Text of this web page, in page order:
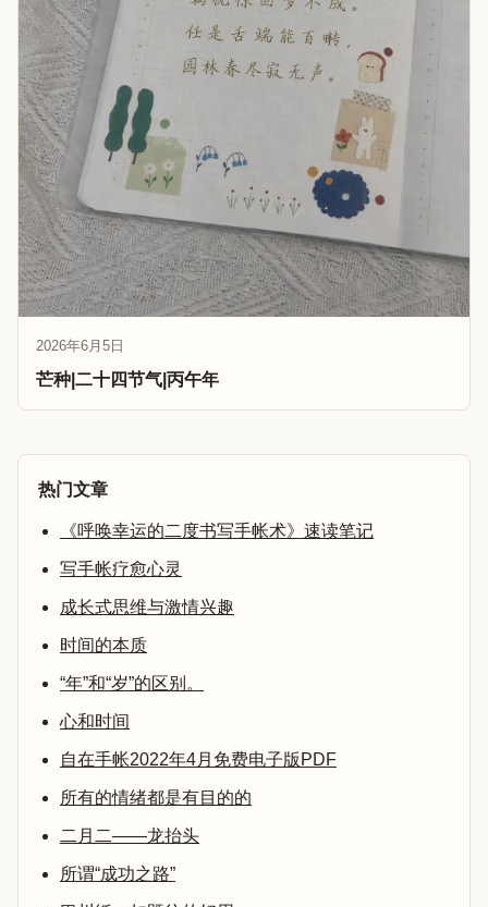
2026年6月5日
芒种|二十四节气|丙午年
热门文章
《呼唤幸运的二度书写手帐术》速读笔记
写手帐疗愈心灵
成长式思维与激情兴趣
时间的本质
“年”和“岁”的区别。
心和时间
自在手帐2022年4月免费电子版PDF
所有的情绪都是有目的的
二月二——龙抬头
所谓“成功之路”